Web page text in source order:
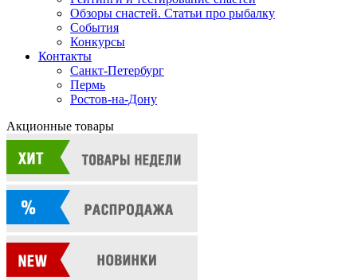
Обзоры снастей. Статьи про рыбалку
События
Конкурсы
Контакты
Санкт-Петербург
Пермь
Ростов-на-Дону
Акционные товары